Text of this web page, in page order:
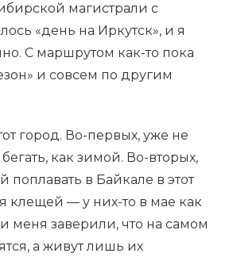
магистрали с
«день на Иркутск», и я
С маршрутом как-то пока
и совсем по другим
город. Во-первых, уже не
как зимой. Во-вторых,
поплавать в Байкале в этот
клещей — у них-то в мае как
меня заверили, что на самом
а живут лишь их